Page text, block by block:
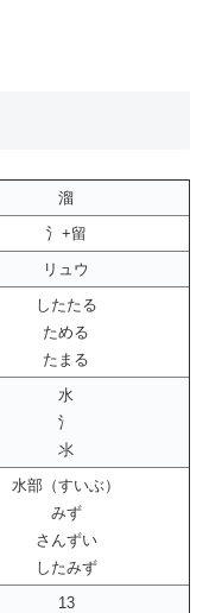
溜
氵+留
リュウ
したたる
ためる
たまる
水
氵
氺
水部（すいぶ）
みず
さんずい
したみず
13